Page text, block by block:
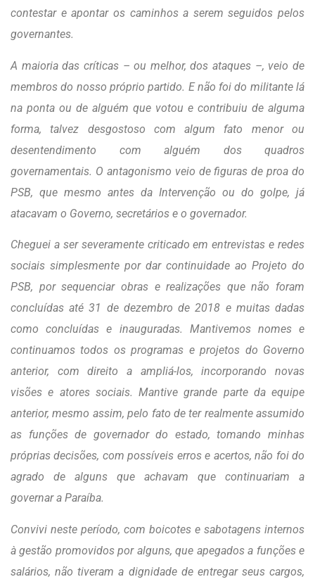
contestar e apontar os caminhos a serem seguidos pelos
governantes.
A maioria das críticas – ou melhor, dos ataques –, veio de
membros do nosso próprio partido. E não foi do militante lá
na ponta ou de alguém que votou e contribuiu de alguma
forma, talvez desgostoso com algum fato menor ou
desentendimento com alguém dos quadros
governamentais. O antagonismo veio de figuras de proa do
PSB, que mesmo antes da Intervenção ou do golpe, já
atacavam o Governo, secretários e o governador.
Cheguei a ser severamente criticado em entrevistas e redes
sociais simplesmente por dar continuidade ao Projeto do
PSB, por sequenciar obras e realizações que não foram
concluídas até 31 de dezembro de 2018 e muitas dadas
como concluídas e inauguradas. Mantivemos nomes e
continuamos todos os programas e projetos do Governo
anterior, com direito a ampliá-los, incorporando novas
visões e atores sociais. Mantive grande parte da equipe
anterior, mesmo assim, pelo fato de ter realmente assumido
as funções de governador do estado, tomando minhas
próprias decisões, com possíveis erros e acertos, não foi do
agrado de alguns que achavam que continuariam a
governar a Paraíba.
Convivi neste período, com boicotes e sabotagens internos
à gestão promovidos por alguns, que apegados a funções e
salários, não tiveram a dignidade de entregar seus cargos,